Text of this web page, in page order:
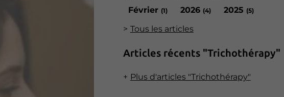
Février (1) 2026 (4) 2025 (5)
Tous les articles
Articles récents "Trichothérapy"
Plus d'articles "Trichothérapy"